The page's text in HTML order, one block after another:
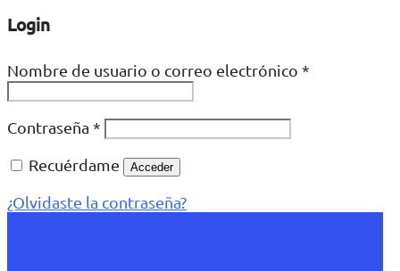
Login
Nombre de usuario o correo electrónico *
Contraseña *
Recuérdame
Acceder
¿Olvidaste la contraseña?